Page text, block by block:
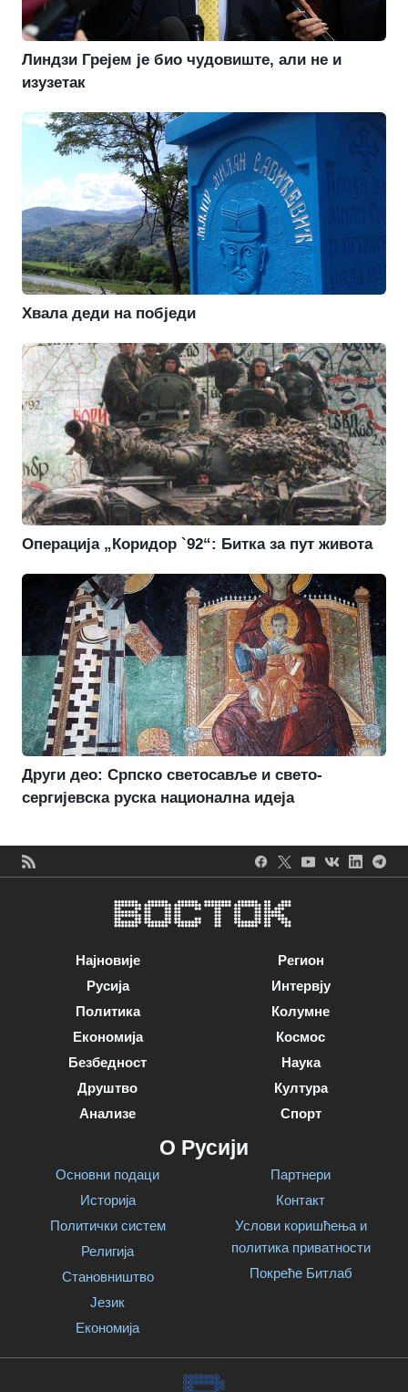
Линдзи Грејем је био чудовиште, али не и
изузетак
Хвала деди на побједи
Операција „Коридор `92“: Битка за пут живота
Други део: Српско светосавље и свето-
сергијевска руска национална идеја
Најновије
Русија
Политика
Економија
Безбедност
Друштво
Анализе
Регион
Интервју
Колумне
Космос
Наука
Култура
Спорт
О Русији
Основни подаци
Историја
Политички систем
Религија
Становништво
Језик
Економија
Партнери
Контакт
Услови коришћења и
политика приватности
Покреће Битлаб